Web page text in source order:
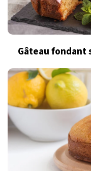
Gâteau fondant